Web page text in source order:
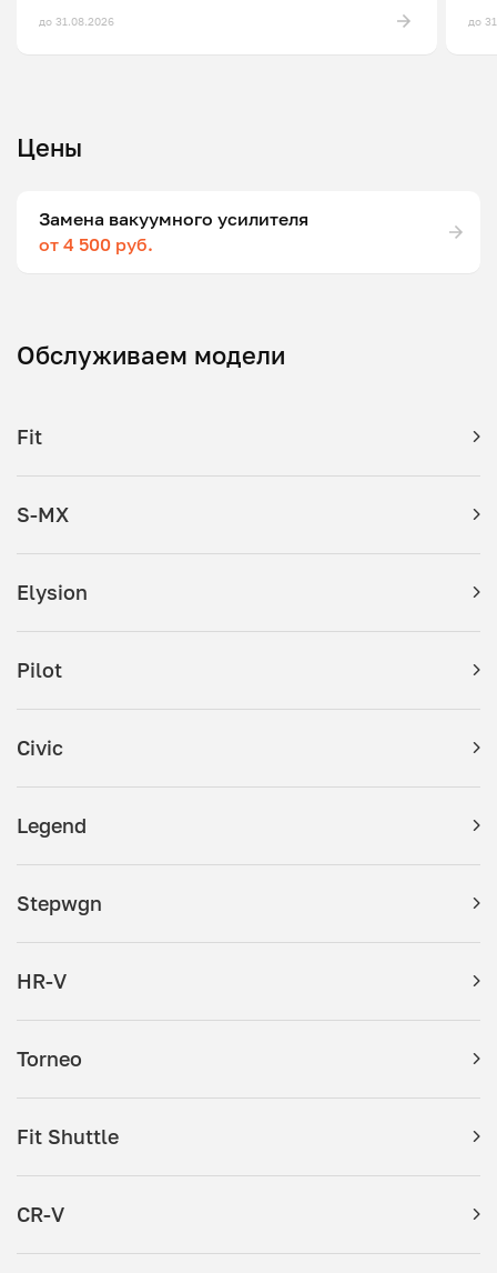
до 31.08.2026 до
Цены
Замена вакуумного усилителя
от 4 500 руб.
Обслуживаем модели
Fit
S-MX
Elysion
Pilot
Civic
Legend
Stepwgn
HR-V
Torneo
Fit Shuttle
CR-V